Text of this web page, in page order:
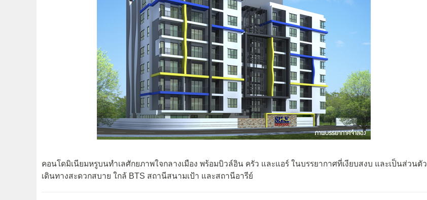
คอนโดมิเนียมหรูบนทำเลศักยภาพใจกลางเมือง พร้อมบิวล์อิน ครัว และแอร์ ในบรรยากาศที่เงียบสงบ และเป็นส่วนตัว
เดินทางสะดวกสบาย ใกล้ BTS สถานีสนามเป้า และสถานีอารีย์